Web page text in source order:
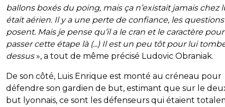
ballons boxés du poing, mais ça n’existait jamais chez
était aérien. Il y a une perte de confiance, les questions
posent. Mais je pense qu’il a le cran et le caractère pour
passer cette étape là (...) Il est un peu tôt pour lui
dessus», a tout de même précisé Ludovic Obraniak.
De son côté, Luis Enrique est monté au créneau pour
défendre son gardien de but, estimant que sur le
but lyonnais, ce sont les défenseurs qui étaient